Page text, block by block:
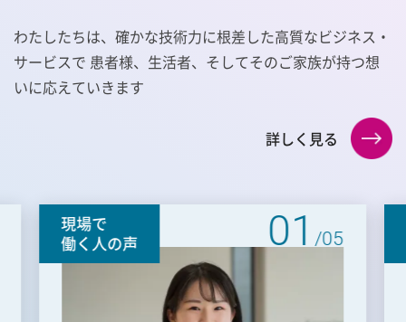
わたしたちは、確かな技術力に根差した高質なビジネス・
サービスで 患者様、生活者、そしてそのご家族が持つ想
いに応えていきます
詳しく見る
現場で
働く人の声
01 /05